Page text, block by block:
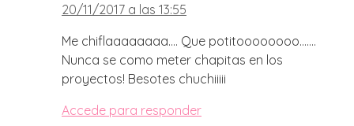
20/11/2017 a las 13:55
Me chiflaaaaaaaa…. Que potitoooooooo…….
Nunca se como meter chapitas en los
proyectos! Besotes chuchiiiii
Accede para responder